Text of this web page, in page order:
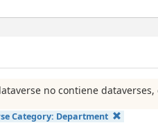
no contiene
Category: Department